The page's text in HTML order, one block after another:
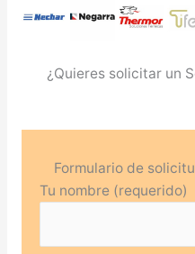
¿Quieres solicitar un
Formulario de
Tu nombre (requerido)